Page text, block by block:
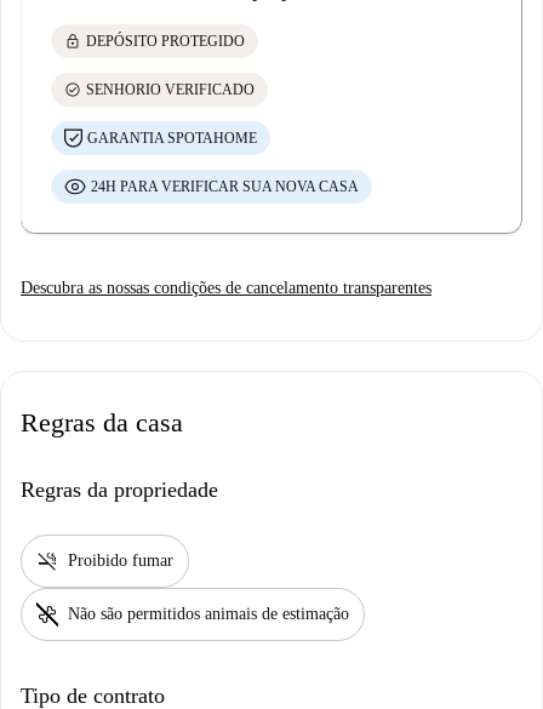
lock DEPÓSITO PROTEGIDO
check_circle SENHORIO VERIFICADO
GARANTIA SPOTAHOME
24H PARA VERIFICAR SUA NOVA CASA
Descubra as nossas condições de cancelamento transparentes
Regras da casa
Regras da propriedade
smoke_free Proibido fumar
pet_supplies Não são permitidos animais de estimação
Tipo de contrato